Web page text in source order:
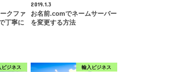
クファ
丁寧に
2019.1.3
お名前.comでネームサーバー
を変更する方法
ビジネス 輸入ビジネス